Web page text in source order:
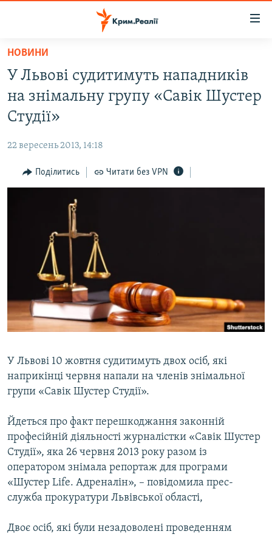
Перейти
основного
матеріалу
Перейти
до
основної
навігації
Перейти
до
ВІДЕО ТА ФОТО
БЛОГИ
ПОГЛЯД
ВСЕ ЗА ДЕНЬ
СПЕЦПРОЕКТИ
ДЕПОРТАЦІЯ
ВІДЕОУРОКИ «ELIFBE»
СВІДЧЕННЯ ОКУПАЦІЇ
УКРАЇНСЬКА ПРОБЛЕМА КРИМУ
ЯК ОБІЙТИ БЛОКУВАННЯ
Русский
Qırımtatar
НОВИНИ
У Львові судитимуть нападників
на знімальну групу «Савік Шустер
Студії»
22 вересень 2013, 14:18
Поділитись Читати без VPN
У Львові 10 жовтня судитимуть двох осіб, які
наприкінці червня напали на членів знімальної
групи «Савік Шустер Студії».
Йдеться про факт перешкоджання законній
професійній діяльності журналістки «Савік Шустер
Студії», яка 26 червня 2013 року разом із
оператором знімала репортаж для програми
«Шустер Life. Адреналін», – повідомила прес-
служба прокуратури Львівської області,
Двоє осіб, які були незадоволені проведенням